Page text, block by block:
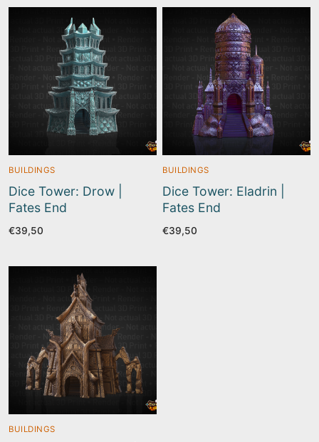
BUILDINGS
Dice Tower: Drow |
Fates End
€39,50
BUILDINGS
Dice Tower: Eladrin |
Fates End
€39,50
BUILDINGS